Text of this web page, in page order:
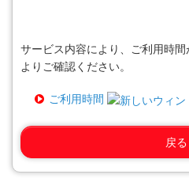
サービス内容により、ご利用時
よりご確認ください。
ご利用時間
戻る